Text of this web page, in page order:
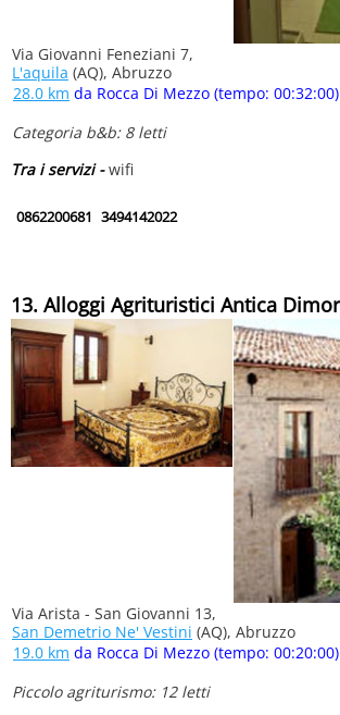
Via Giovanni Feneziani 7,
L'aquila (AQ), Abruzzo
28.0 km da Rocca Di Mezzo (tempo: 00:32:00)
Categoria b&b: 8 letti
Tra i servizi -wifi
0862200681 3494142022
13. Alloggi Agrituristici Antica
Via Arista - San Giovanni 13,
San Demetrio Ne' Vestini (AQ), Abruzzo
19.0 km da Rocca Di Mezzo (tempo: 00:20:00)
Piccolo agriturismo: 12 letti